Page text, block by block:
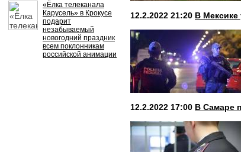
«Ёлка телеканала
Карусель» в Крокусе
подарит
незабываемый
новогодний праздник
всем поклонникам
российской анимации
12.2.2022 21:20 В Мексике
12.2.2022 17:00 В Самаре